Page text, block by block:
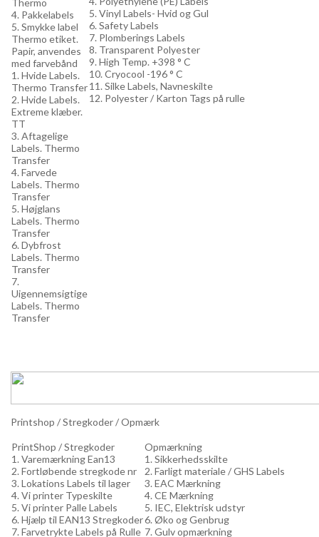
Thermo
4. Pakkelabels
5. Smykke label
Thermo etiket.
Papir, anvendes
med farvebånd
1. Hvide Labels.
Thermo Transfer
2. Hvide Labels.
Extreme klæber.
TT
3. Aftagelige
Labels. Thermo
Transfer
4. Farvede
Labels. Thermo
Transfer
5. Højglans
Labels. Thermo
Transfer
6. Dybfrost
Labels. Thermo
Transfer
7.
Uigennemsigtige
Labels. Thermo
Transfer
5. Vinyl Labels- Hvid og Gul
6. Safety Labels
7. Plomberings Labels
8. Transparent Polyester
9. High Temp. +398 ° C
10. Cryocool -196 ° C
11. Silke Labels, Navneskilte
12. Polyester / Karton Tags på rulle
Printshop / Stregkoder / Opmærk
PrintShop / Stregkoder
1. Varemærkning Ean13
2. Fortløbende stregkode nr
3. Lokations Labels til lager
4. Vi printer Typeskilte
5. Vi printer Palle Labels
6. Hjælp til EAN13 Stregkoder
7. Farvetrykte Labels på Rulle
Opmærkning
1. Sikkerhedsskilte
2. Farligt materiale / GHS Labels
3. EAC Mærkning
4. CE Mærkning
5. IEC, Elektrisk udstyr
6. Øko og Genbrug
7. Gulv opmærkning